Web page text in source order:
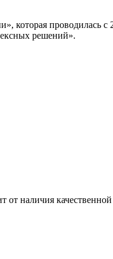
которая проводилась с
решений».
наличия